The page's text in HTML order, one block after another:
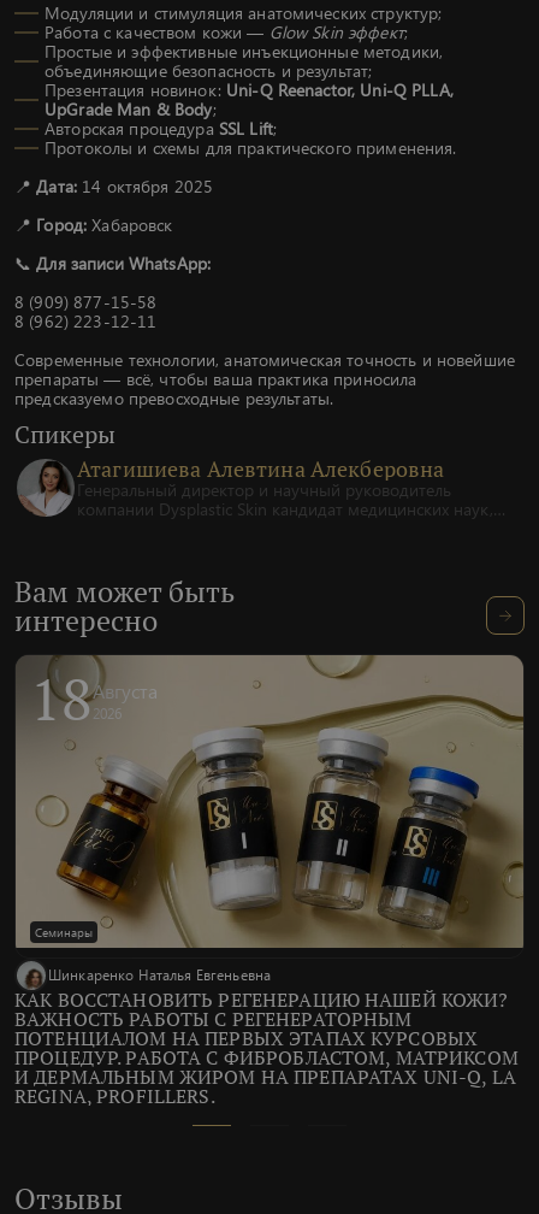
Модуляции и стимуляция анатомических структур;
Работа с качеством кожи — Glow Skin эффект;
Простые и эффективные инъекционные методики,
объединяющие безопасность и результат;
Презентация новинок: Uni-Q Reenactor, Uni-Q PLLA,
UpGrade Man & Body;
Авторская процедура SSL Lift;
Протоколы и схемы для практического применения.
📍Дата:14 октября 2025
📍 Город: Хабаровск
📞Для записи WhatsApp:
8 (909) 877-15-58
8 (962) 223-12-11
Современные технологии, анатомическая точность и новейшие
препараты — всё, чтобы ваша практика приносила
предсказуемо превосходные результаты.
Спикеры
Атагишиева Алевтина Алекберовна
Генеральный директор и научный руководитель
компании Dysplastic Skin кандидат медицинских наук,
Вам может быть
интересно
18Августа
2026
Семинары
Шинкаренко Наталья Евгеньевна
КАК ВОССТАНОВИТЬ РЕГЕНЕРАЦИЮ НАШЕЙ КОЖИ?
ВАЖНОСТЬ РАБОТЫ С РЕГЕНЕРАТОРНЫМ
ПОТЕНЦИАЛОМ НА ПЕРВЫХ ЭТАПАХ КУРСОВЫХ
ПРОЦЕДУР. РАБОТА С ФИБРОБЛАСТОМ, МАТРИКСОМ
И ДЕРМАЛЬНЫМ ЖИРОМ НА ПРЕПАРАТАХ UNI-Q, LA
REGINA, PROFILLERS.
Отзывы